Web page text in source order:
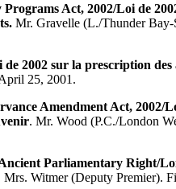
Act, 2002/Loi de
Mr. Gravelle (L./Thunder
2002 sur la prescription des
25, 2001.
Amendment Act, 2002/
. Mr. Wood (P.C./London
Parliamentary Right/
Mrs. Witmer (Deputy Premier).